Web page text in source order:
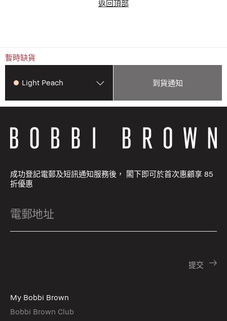
返回頂部
暫時缺貨
Light Peach 到貨通知
成功登記電郵及短訊通知服務後， 閣下即可於首次惠顧享 85
折優惠
My Bobbi Brown
Bobbi Brown Club